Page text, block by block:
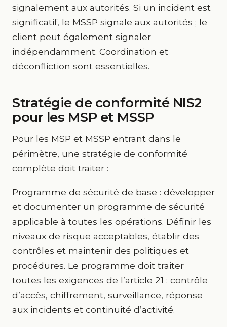
signalement aux autorités. Si un incident est
significatif, le MSSP signale aux autorités ; le
client peut également signaler
indépendamment. Coordination et
déconfliction sont essentielles.
Stratégie de conformité NIS2
pour les MSP et MSSP
Pour les MSP et MSSP entrant dans le
périmètre, une stratégie de conformité
complète doit traiter :
Programme de sécurité de base : développer
et documenter un programme de sécurité
applicable à toutes les opérations. Définir les
niveaux de risque acceptables, établir des
contrôles et maintenir des politiques et
procédures. Le programme doit traiter
toutes les exigences de l’article 21 : contrôle
d’accès, chiffrement, surveillance, réponse
aux incidents et continuité d’activité.